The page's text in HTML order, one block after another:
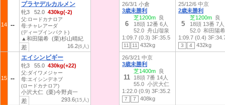
14
プラヤデルカルメン
牝3 52.0 430kg(-2)
父:ロードカナロア
母:チャレアーダ
(ディープインパクト)
▲和田陽希 (栗)杉山晴紀
16.2(6人)
差
15
エイシンビギー
牝3 55.0 430kg(+22)
父:ダイワメジャー
母:エイシンデネブ
(ロードカナロア)
小沢大仁 (栗)今野貞一
293.6(15人)
差
26/3/1 小倉
3歳未勝利
6
芝1200m 良
18頭 12番 6人
52.0 舟山瑠泉
1:09.7 (0.3) 3F:35.5
11 11 432kg
25/12/6 中京
2歳未勝利
5
芝1200m 良
18頭 13番 7人
52.0 和田陽希
1:09.7 (0.4)
3 4 432kg
26/3/21 中京
3歳未勝利
11
芝1400m 良
18頭 7番 14人
55.0 小沢大仁
1:22.0 (0.9) 3F:35.2
7 7 408kg